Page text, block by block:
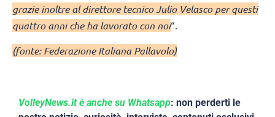
grazie inoltre al direttore tecnico Julio Velasco per questi
quattro anni che ha lavorato con noi“.
(fonte: Federazione Italiana Pallavolo)
VolleyNews.it è anche su Whatsapp: non perderti le